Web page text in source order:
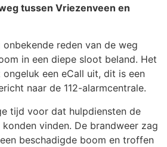
tussen Vriezenveen en
reden van de weg
in een diepe sloot beland. Het
een eCall uit, dit is een
naar de 112-alarmcentrale.
tijd voor dat hulpdiensten de
vinden. De brandweer zag
beschadigde boom en troffen